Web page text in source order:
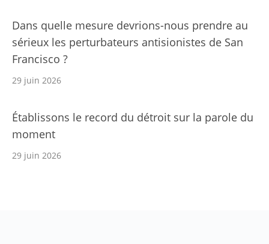
Dans quelle mesure devrions-nous prendre au
sérieux les perturbateurs antisionistes de San
Francisco ?
29 juin 2026
Établissons le record du détroit sur la parole du
moment
29 juin 2026